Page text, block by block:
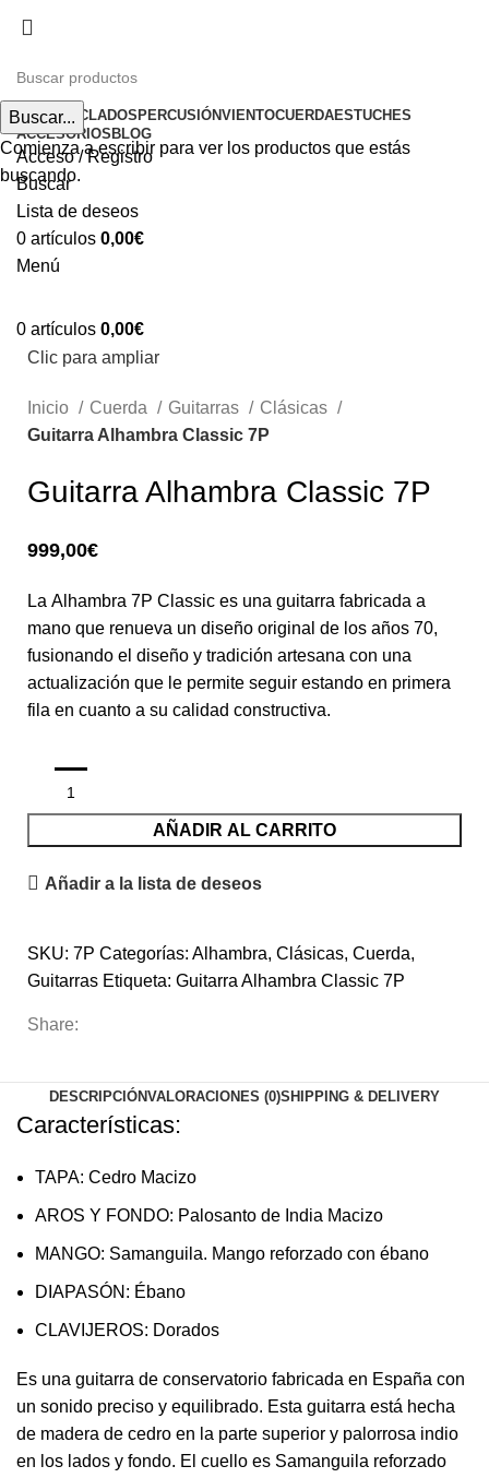
INICIOTECLADOSPERCUSIÓNVIENTOCUERDAESTUCHES
ACCESORIOSBLOG
Acceso / Registro
Buscar
Lista de deseos
0 artículos 0,00€
Menú
0 artículos 0,00€
Clic para ampliar
Inicio Cuerda Guitarras
Clásicas
Guitarra Alhambra Classic 7P
Guitarra Alhambra Classic 7P
999,00€
La Alhambra 7P Classic es una guitarra fabricada a
mano que renueva un diseño original de los años 70,
fusionando el diseño y tradición artesana con una
actualización que le permite seguir estando en primera
fila en cuanto a su calidad constructiva.
AÑADIR AL CARRITO
Añadir a la lista de deseos
SKU: 7P Categorías: Alhambra, Clásicas, Cuerda,
Guitarras Etiqueta: Guitarra Alhambra Classic 7P
Share:
DESCRIPCIÓNVALORACIONES (0)SHIPPING & DELIVERY
Características:
TAPA: Cedro Macizo
AROS Y FONDO: Palosanto de India Macizo
MANGO: Samanguila. Mango reforzado con ébano
DIAPASÓN: Ébano
CLAVIJEROS: Dorados
Es una guitarra de conservatorio fabricada en España con
un sonido preciso y equilibrado. Esta guitarra está hecha
de madera de cedro en la parte superior y palorrosa indio
en los lados y fondo. El cuello es Samanguila reforzado
Buscar...
Comienza a escribir para ver los productos que estás
buscando.